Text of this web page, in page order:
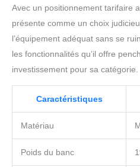
fournissant un service
technique
en toute confiance. Nous
achat chez NOVONOVA.
dans le développement
est soumis au produit réel
compréhension et de
Avec un positionnement tarifaire
présente comme un choix
l’équipement adéquat sans se
les fonctionnalités qu’il offre
investissement pour sa catégorie.
Caractéristiques
Matériau
Poids du banc